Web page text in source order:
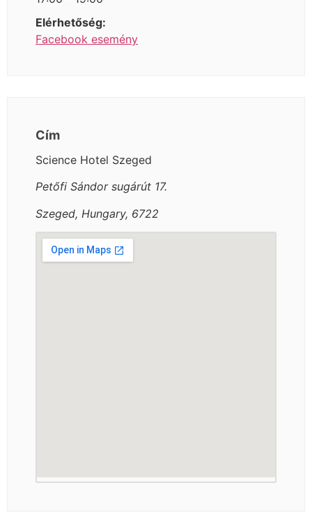
Elérhetőség:
Facebook esemény
Cím
Science Hotel Szeged
Petőfi Sándor sugárút 17.
Szeged, Hungary, 6722